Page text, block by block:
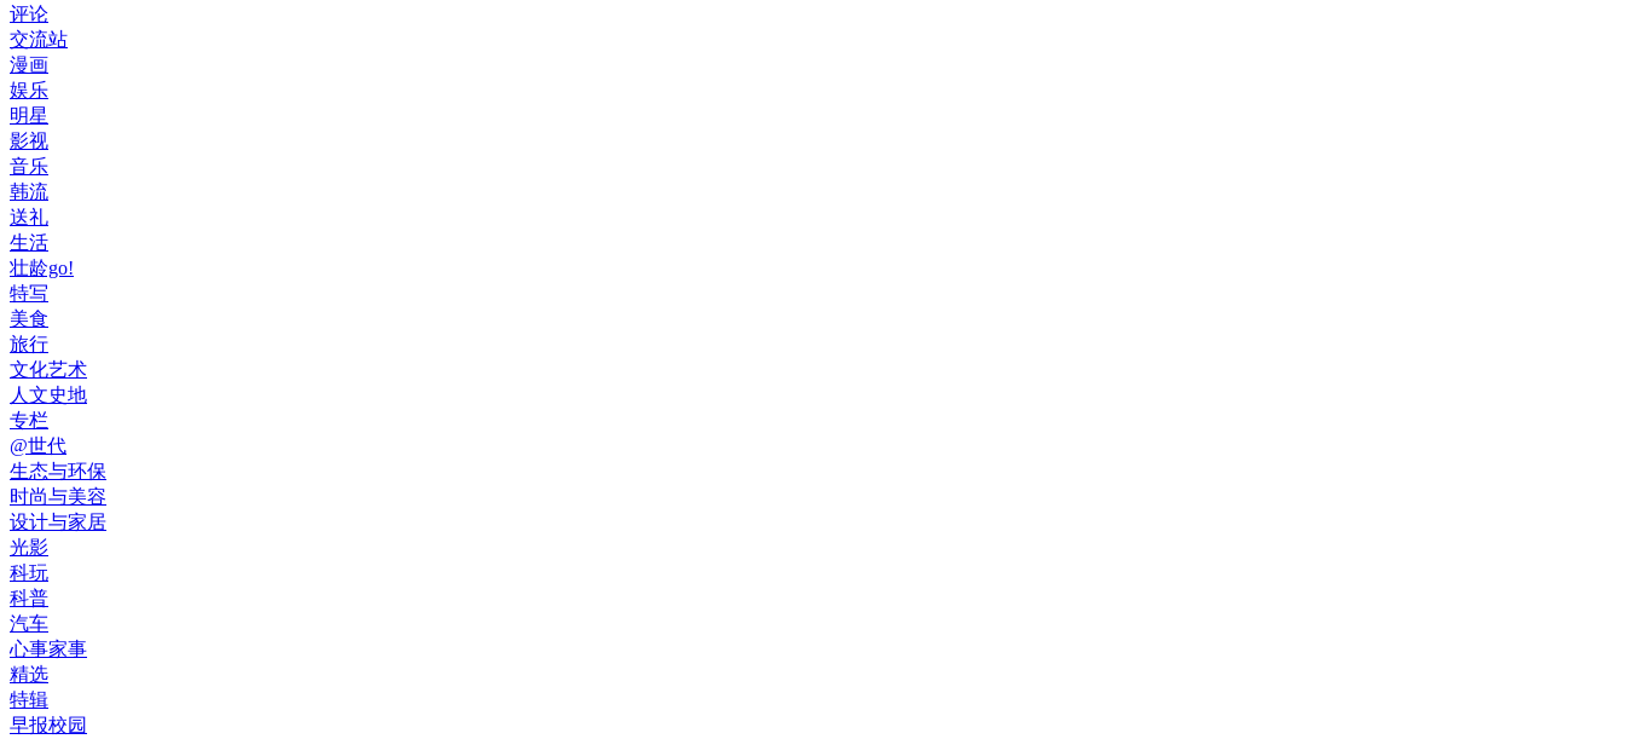
评论
交流站
漫画
娱乐
明星
影视
音乐
韩流
送礼
生活
壮龄go!
特写
美食
旅行
文化艺术
人文史地
专栏
@世代
生态与环保
时尚与美容
设计与家居
光影
科玩
科普
汽车
心事家事
精选
特辑
早报校园